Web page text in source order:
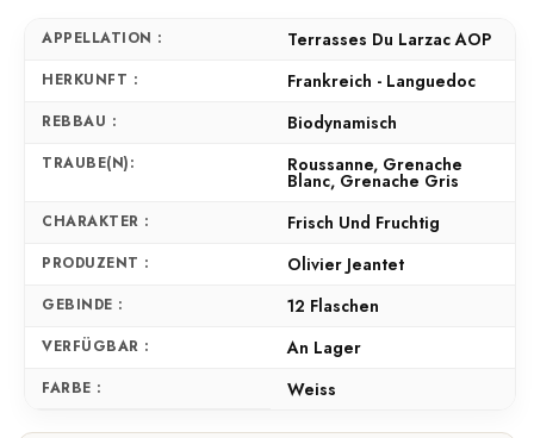
APPELLATION : Terrasses Du Larzac AOP
HERKUNFT : Frankreich - Languedoc
REBBAU : Biodynamisch
TRAUBE(N): Roussanne, Grenache
Blanc, Grenache Gris
CHARAKTER : Frisch Und Fruchtig
PRODUZENT : Olivier Jeantet
GEBINDE : 12 Flaschen
VERFÜGBAR : An Lager
FARBE : Weiss